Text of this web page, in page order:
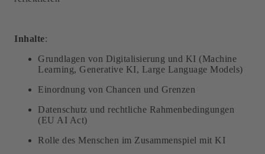
Inhalte:
Grundlagen von Digitalisierung und KI (Machine
Learning, Generative KI, Large Language Models)
Einordnung von Chancen und Grenzen
Datenschutz und rechtliche Rahmenbedingungen
(EU AI Act)
Rolle des Menschen im Zusammenspiel mit KI